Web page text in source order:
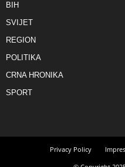
BIH
SVIJET
REGION
POLITIKA
CRNA HRONIKA
SPORT
Privacy Policy